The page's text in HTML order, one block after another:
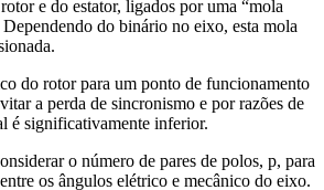
e do estator, ligados por uma “mola
do binário no eixo, esta mola
do rotor para um ponto de funcionamento
a perda de sincronismo e por razões de
é significativamente inferior.
o número de pares de polos, p, para
os ângulos elétrico e mecânico do eixo.